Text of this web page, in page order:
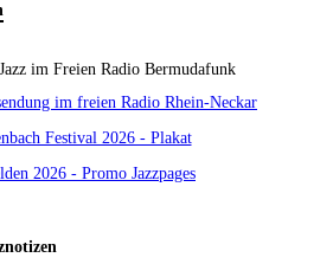
im freien Radio Rhein-Neckar